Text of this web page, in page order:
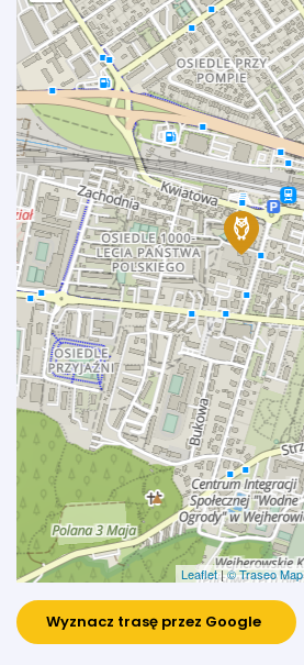
Leaflet|© Traseo Map
Wyznacz trasę przez Google